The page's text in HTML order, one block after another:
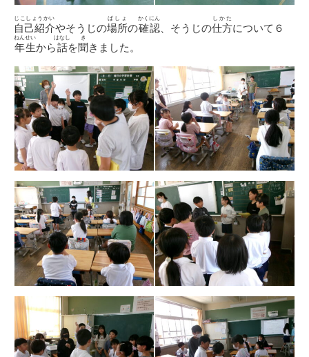
自己紹介
じこしょうかい
やそうじの場所
ばしょ
の確認
かくにん
、そうじの仕方
しかた
について６
年生
ねんせい
から話
はなし
を聞
き
きました。